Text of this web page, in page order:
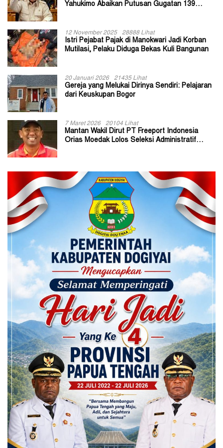
Yahukimo Abaikan Putusan Gugatan 139
12 November 2025 28888 Lihat
Istri Pejabat Pajak di Manokwari Jadi Korban
Mutilasi, Pelaku Diduga Bekas Kuli Bangunan
20 Januari 2026 21435 Lihat
Gereja yang Melukai Dirinya Sendiri: Pelajaran
dari Keuskupan Bogor
7 Maret 2026 20104 Lihat
Mantan Wakil Dirut PT Freeport Indonesia
Orias Moedak Lolos Seleksi Administratif